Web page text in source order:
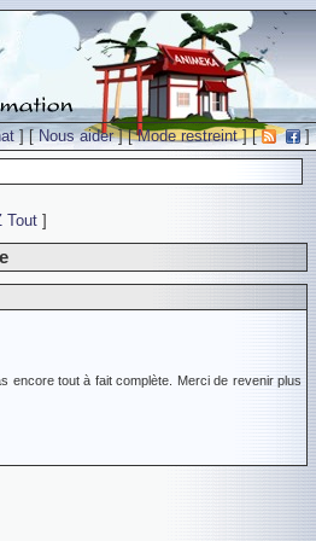
] [Nous aider] [Mode restreint] [ ]
Tout ]
encore tout à fait complète. Merci de revenir plus